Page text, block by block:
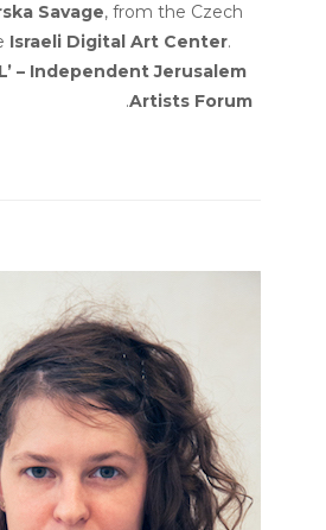
Savage, from the Czech
Israeli Digital Art Center.
– Independent Jerusalem
Artists Forum
.